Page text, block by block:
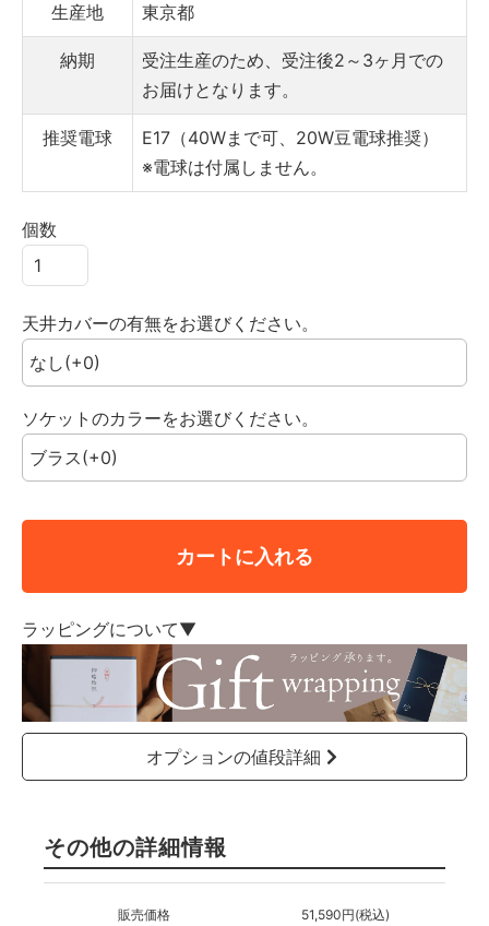
生産地 東京都
納期
受注生産のため、受注後2～3ヶ月での
お届けとなります。
推奨電球
E17（40Wまで可、20W豆電球推奨）
※電球は付属しません。
個数
天井カバーの有無をお選びください。
ソケットのカラーをお選びください。
カートに入れる
ラッピングについて▼
オプションの値段詳細
その他の詳細情報
販売価格 51,590円(税込)